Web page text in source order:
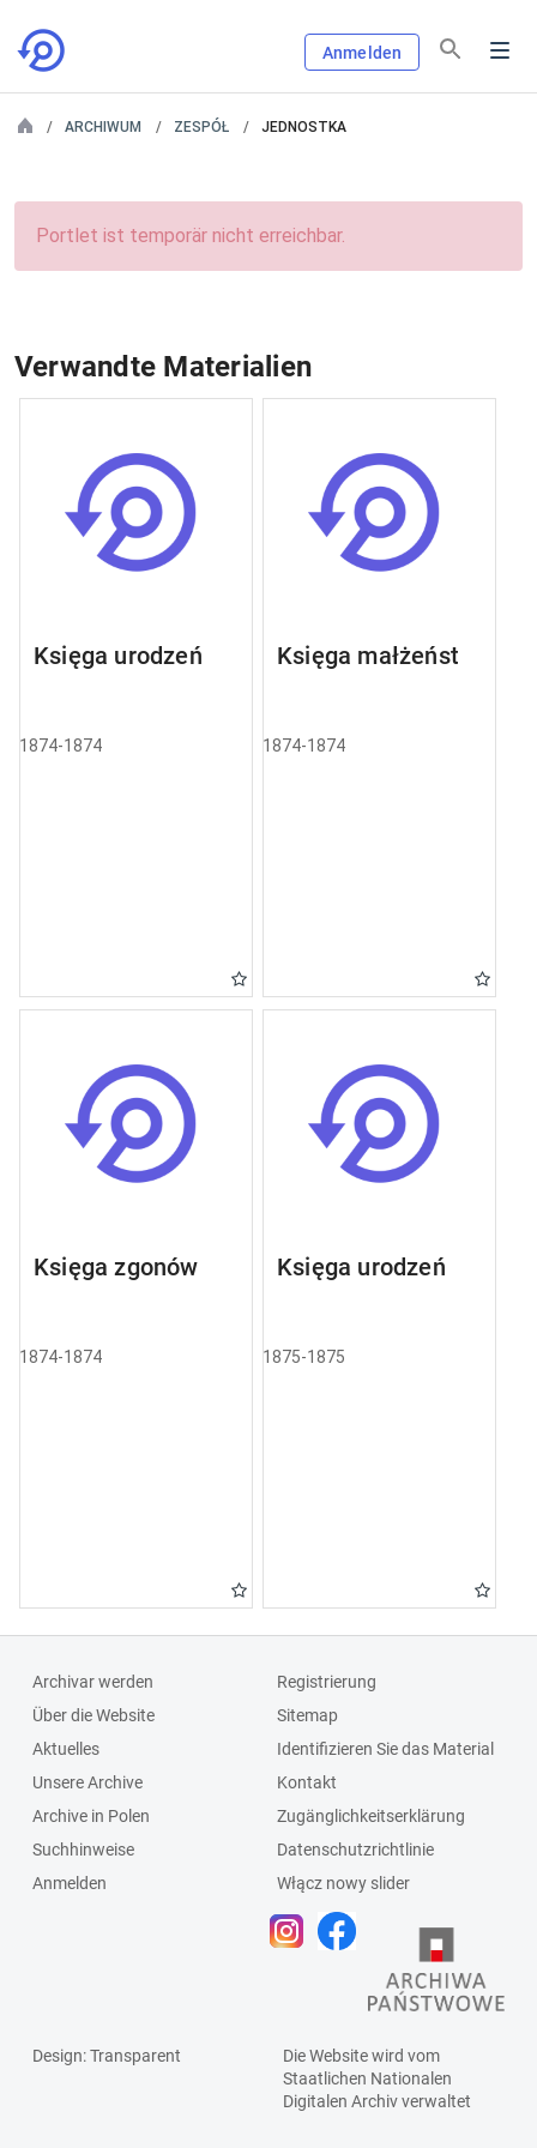
Anmelden
ARCHIWUM ZESPÓŁ JEDNOSTKA
Portlet ist temporär nicht erreichbar.
Verwandte Materialien
Księga urodzeń
1874-1874
Księga małżeństw
1874-1874
Księga zgonów
1874-1874
Księga urodzeń
1875-1875
Archivar werden
Über die Website
Aktuelles
Unsere Archive
Archive in Polen
Suchhinweise
Anmelden
Registrierung
Sitemap
Identifizieren Sie das Material
Kontakt
Zugänglichkeitserklärung
Datenschutzrichtlinie
Włącz nowy slider
Design: Transparent
Die Website wird vom
Staatlichen Nationalen
Digitalen Archivverwaltet